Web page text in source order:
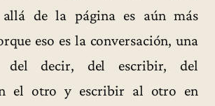
allá de la página es aún más
eso es la conversación, una
del decir, del escribir, del
el otro y escribir al otro en